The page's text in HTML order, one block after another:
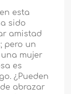
esta
sido
amistad
pero un
mujer
es
¿Pueden
abrazar